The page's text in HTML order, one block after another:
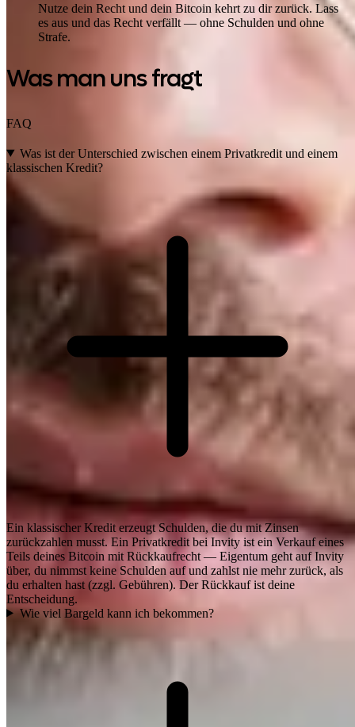
Nutze dein Recht und dein Bitcoin kehrt zu dir zurück. Lass
es aus und das Recht verfällt — ohne Schulden und ohne
Strafe.
Was man uns fragt
FAQ
Was ist der Unterschied zwischen einem Privatkredit und einem
klassischen Kredit?
Ein klassischer Kredit erzeugt Schulden, die du mit Zinsen
zurückzahlen musst. Ein Privatkredit bei Invity ist ein Verkauf eines
Teils deines Bitcoin mit Rückkaufrecht — Eigentum geht auf Invity
über, du nimmst keine Schulden auf und zahlst nie mehr zurück, als
du erhalten hast (zzgl. Gebühren). Der Rückkauf ist deine
Entscheidung.
Wie viel Bargeld kann ich bekommen?